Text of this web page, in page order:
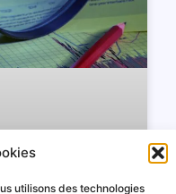
utilisons des technologies